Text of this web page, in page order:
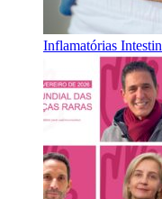
Inflamatórias